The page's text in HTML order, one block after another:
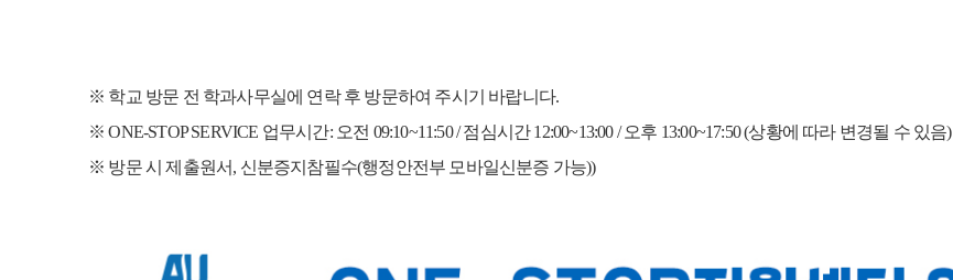
※ 학교 방문 전 학과사무실에 연락 후 방문하여 주시기 바랍니다.
※ ONE-STOP SERVICE 업무시간:오전 09:10~11:50 / 점심시간 12:00~13:00 / 오후 13:00~17:50 (상황에 따라 변경될 수 있음)
※ 방문 시 제출원서, 신분증지참필수(행정안전부 모바일신분증 가능))